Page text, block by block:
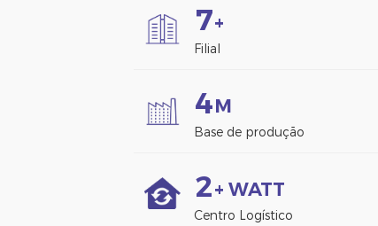
7+
Filial
4M
Base de produção
2+ WATT
Centro Logístico